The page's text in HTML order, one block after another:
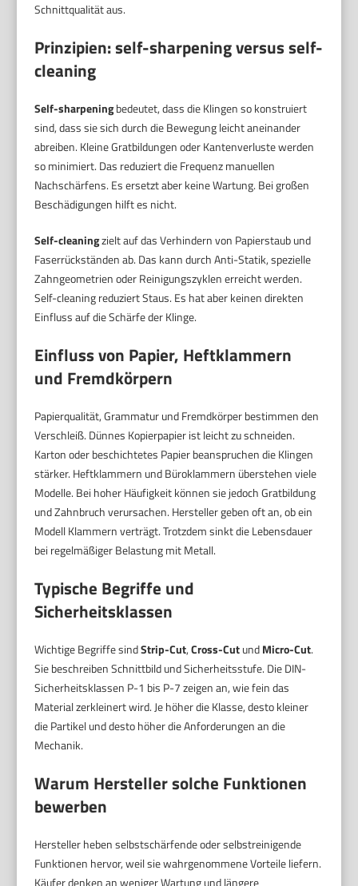
Schnittqualität aus.
Prinzipien: self-sharpening versus self-
cleaning
Self-sharpeningbedeutet, dass die Klingen so konstruiert
sind, dass sie sich durch die Bewegung leicht aneinander
abreiben. Kleine Gratbildungen oder Kantenverluste werden
so minimiert. Das reduziert die Frequenz manuellen
Nachschärfens. Es ersetzt aber keine Wartung. Bei großen
Beschädigungen hilft es nicht.
Self-cleaningzielt auf das Verhindern von Papierstaub und
Faserrückständen ab. Das kann durch Anti-Statik, spezielle
Zahngeometrien oder Reinigungszyklen erreicht werden.
Self-cleaning reduziert Staus. Es hat aber keinen direkten
Einfluss auf die Schärfe der Klinge.
Einfluss von Papier, Heftklammern
und Fremdkörpern
Papierqualität, Grammatur und Fremdkörper bestimmen den
Verschleiß. Dünnes Kopierpapier ist leicht zu schneiden.
Karton oder beschichtetes Papier beanspruchen die Klingen
stärker. Heftklammern und Büroklammern überstehen viele
Modelle. Bei hoher Häufigkeit können sie jedoch Gratbildung
und Zahnbruch verursachen. Hersteller geben oft an, ob ein
Modell Klammern verträgt. Trotzdem sinkt die Lebensdauer
bei regelmäßiger Belastung mit Metall.
Typische Begriffe und
Sicherheitsklassen
Wichtige Begriffe sindStrip-Cut,Cross-CutundMicro-Cut.
Sie beschreiben Schnittbild und Sicherheitsstufe. Die DIN-
Sicherheitsklassen P-1 bis P-7 zeigen an, wie fein das
Material zerkleinert wird. Je höher die Klasse, desto kleiner
die Partikel und desto höher die Anforderungen an die
Mechanik.
Warum Hersteller solche Funktionen
bewerben
Hersteller heben selbstschärfende oder selbstreinigende
Funktionen hervor, weil sie wahrgenommene Vorteile liefern.
Käufer denken an weniger Wartung und längere